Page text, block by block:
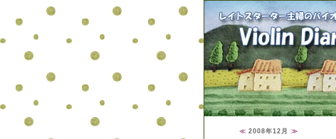
≪ 2008年12月 ≫